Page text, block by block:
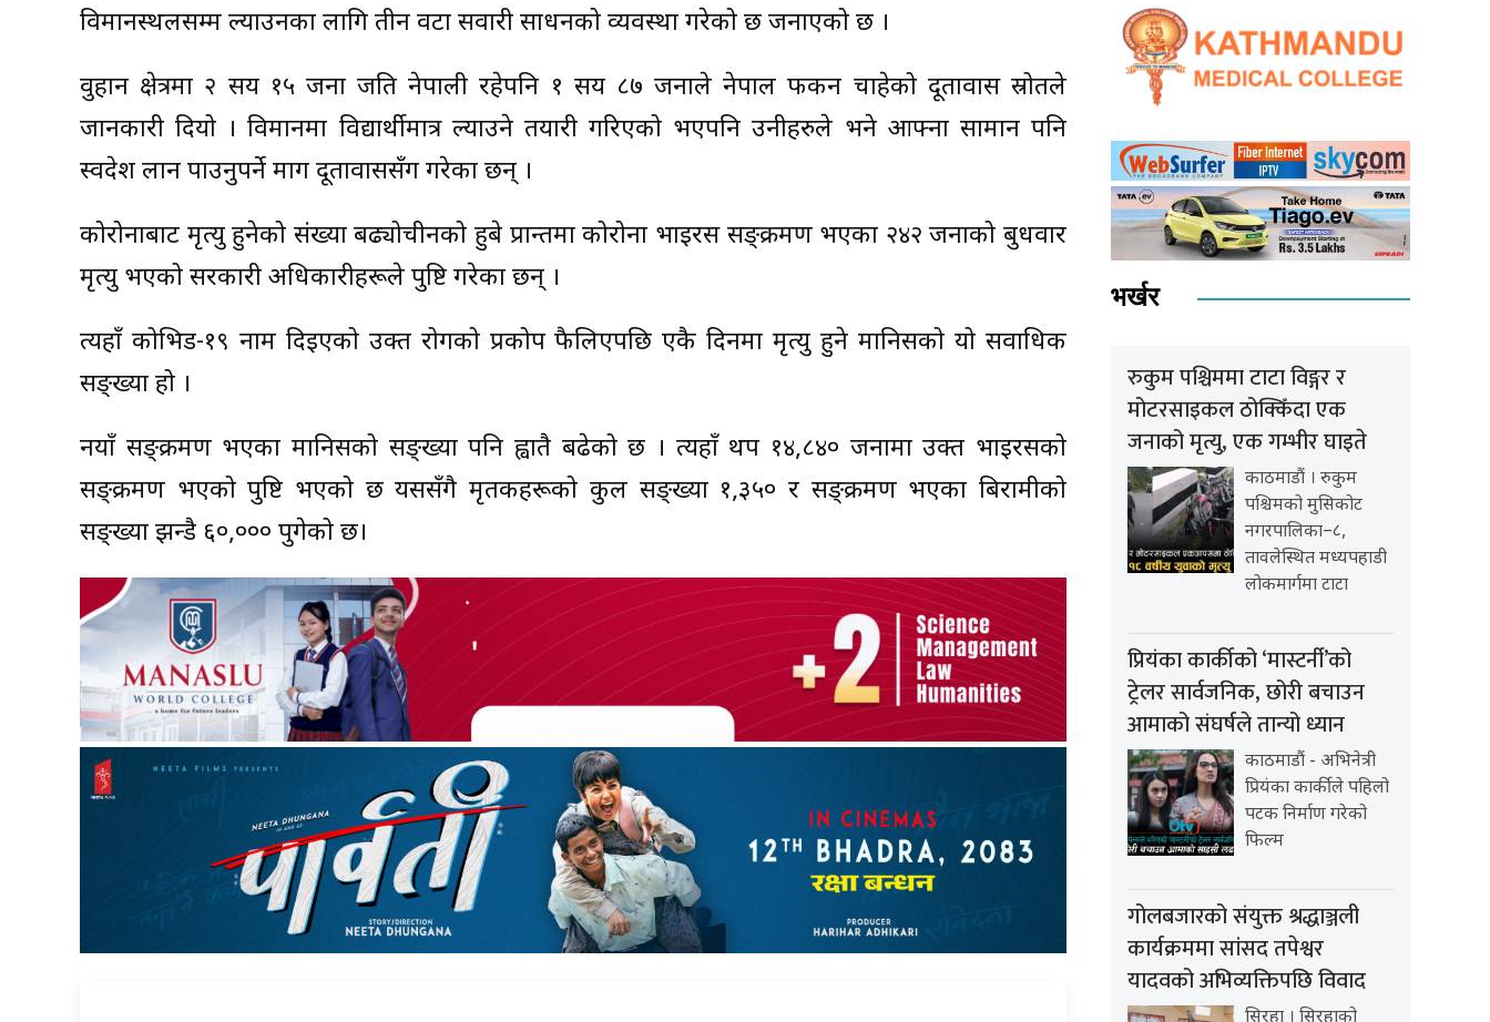
विमानस्थलसम्म ल्याउनका लागि तीन वटा सवारी साधनको व्यवस्था गरेको छ जनाएको छ ।
वुहान क्षेत्रमा २ सय १५ जना जति नेपाली रहेपनि १ सय ८७ जनाले नेपाल फर्कन चाहेको दूतावास स्रोतले
जानकारी दियो । विमानमा विद्यार्थीमात्र ल्याउने तयारी गरिएको भएपनि उनीहरुले भने आफ्ना सामान पनि
स्वदेश लान पाउनुपर्ने माग दूतावाससँग गरेका छन् ।
कोरोनाबाट मृत्यु हुनेको संख्या बढ्योचीनको हुबे प्रान्तमा कोरोना भाइरस सङ्क्रमण भएका २४२ जनाको बुधवार
मृत्यु भएको सरकारी अधिकारीहरूले पुष्टि गरेका छन् ।
त्यहाँ कोभिड-१९ नाम दिइएको उक्त रोगको प्रकोप फैलिएपछि एकै दिनमा मृत्यु हुने मानिसको यो सर्वाधिक
सङ्ख्या हो ।
नयाँ सङ्क्रमण भएका मानिसको सङ्ख्या पनि ह्वातै बढेको छ । त्यहाँ थप १४,८४० जनामा उक्त भाइरसको
सङ्क्रमण भएको पुष्टि भएको छ यससँगै मृतकहरूको कुल सङ्ख्या १,३५० र सङ्क्रमण भएका बिरामीको
सङ्ख्या झन्डै ६०,००० पुगेको छ।
भर्खर
रुकुम पश्चिममा टाटा विङ्गर र
मोटरसाइकल ठोक्किँदा एक
जनाको मृत्यु, एक गम्भीर घाइते
काठमाडौं । रुकुम
पश्चिमको मुसिकोट
नगरपालिका–८,
तावलेस्थित मध्यपहाडी
लोकमार्गमा टाटा
प्रियंका कार्कीको ‘मास्टर्नी’को
ट्रेलर सार्वजनिक, छोरी बचाउन
आमाको संघर्षले तान्यो ध्यान
काठमाडौं - अभिनेत्री
प्रियंका कार्कीले पहिलो
पटक निर्माण गरेको
फिल्म
गोलबजारको संयुक्त श्रद्धाञ्जली
कार्यक्रममा सांसद तपेश्वर
यादवको अभिव्यक्तिपछि विवाद